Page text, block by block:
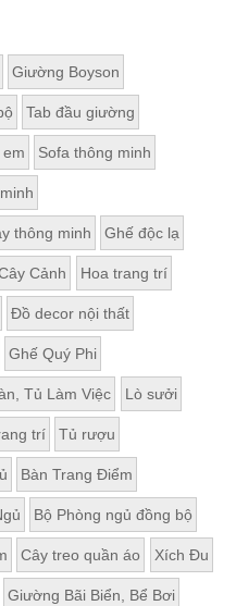
Giường Boyson
Tab đầu giường
Sofa thông minh
thông minh Ghế độc lạ
Cảnh Hoa trang trí
Đồ decor nội thất
Ghế Quý Phi
Tủ Làm Việc Lò sưởi
trí Tủ rượu
Bàn Trang Điểm
Bộ Phòng ngủ đồng bộ
Cây treo quần áo Xích Đu
Giường Bãi Biển, Bể Bơi